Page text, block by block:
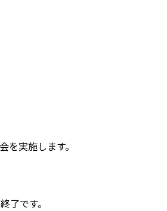
実施します。
です。